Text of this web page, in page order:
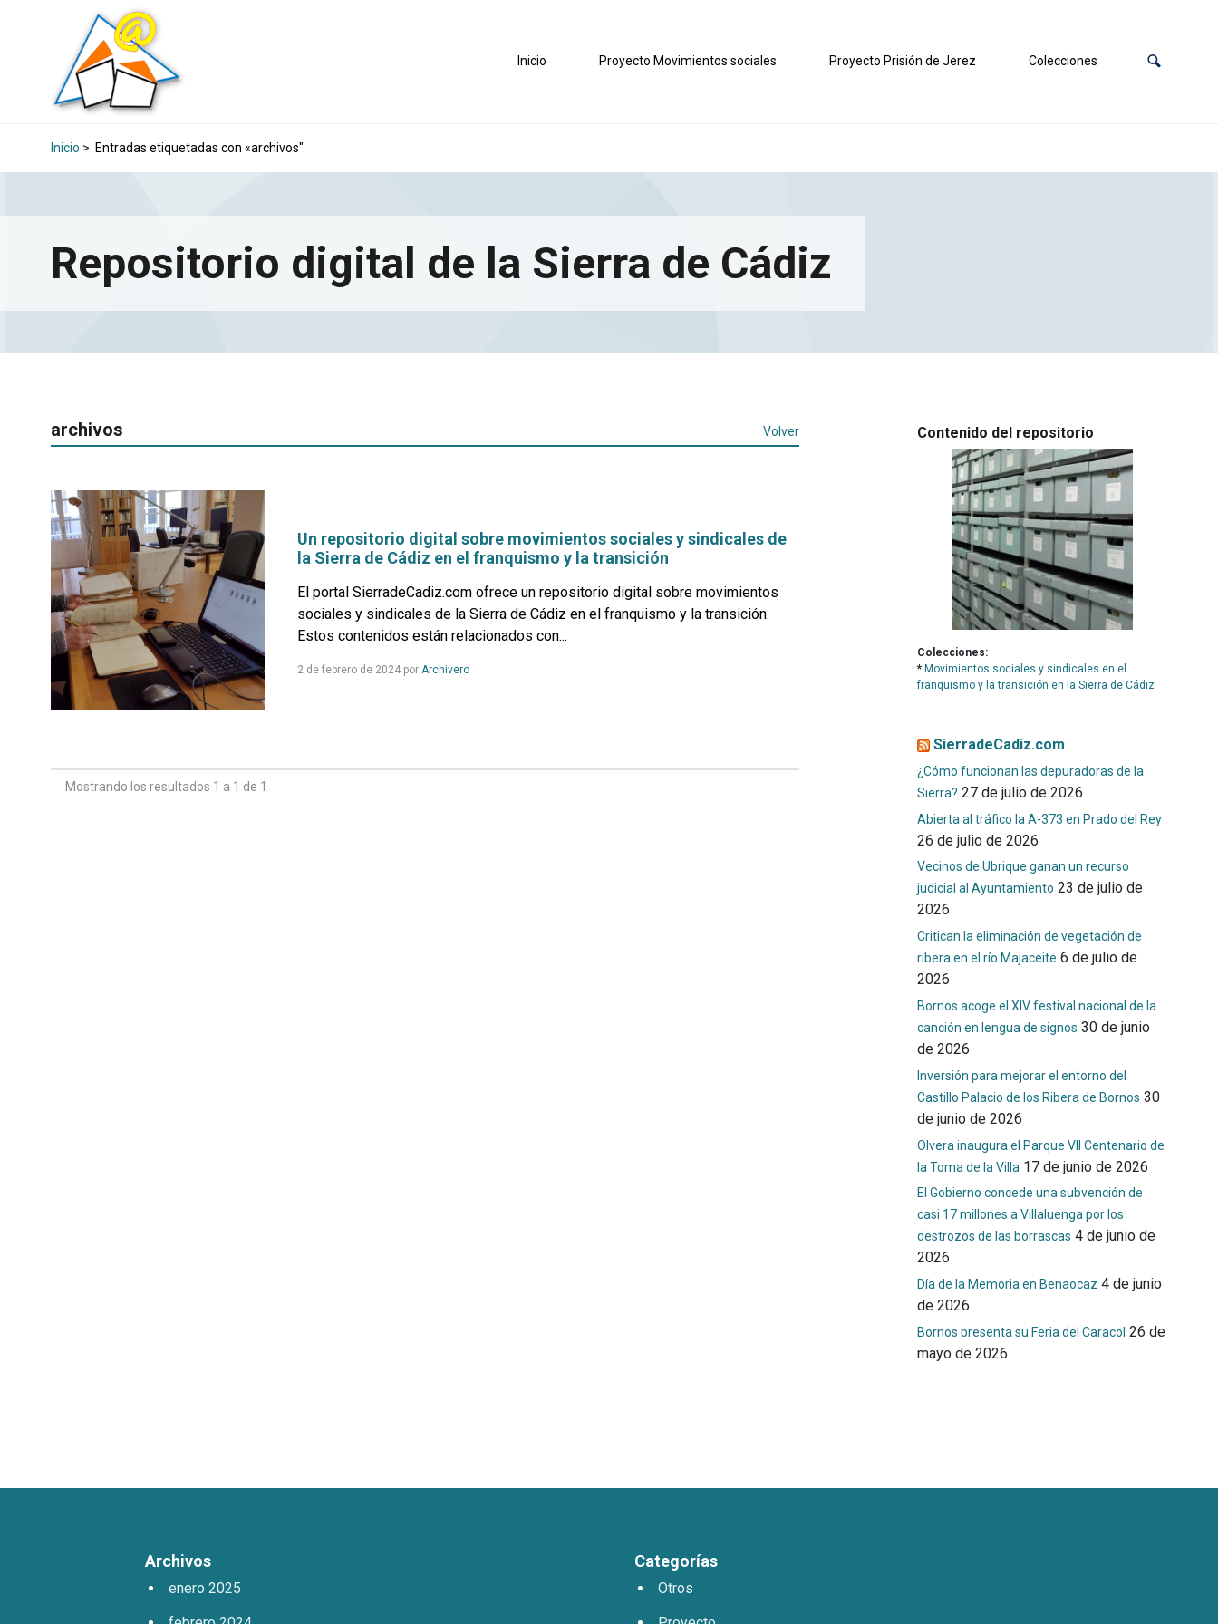
Inicio Proyecto Movimientos sociales Proyecto Prisión de Jerez Colecciones
Inicio > Entradas etiquetadas con «archivos"
Repositorio digital de la Sierra de Cádiz
archivos Volver
Un repositorio digital sobre movimientos sociales y sindicales de
la Sierra de Cádiz en el franquismo y la transición
El portal SierradeCadiz.com ofrece un repositorio digital sobre movimientos
sociales y sindicales de la Sierra de Cádiz en el franquismo y la transición.
Estos contenidos están relacionados con...
2 de febrero de 2024por ArchiveroLeer
Mostrando los resultados 1 a 1 de 1
Contenido del repositorio
Colecciones:
* Movimientos sociales y sindicales en el
franquismo y la transición en la Sierra de Cádiz
SierradeCadiz.com
¿Cómo funcionan las depuradoras de la
Sierra? 27 de julio de 2026
Abierta al tráfico la A-373 en Prado del Rey
26 de julio de 2026
Vecinos de Ubrique ganan un recurso
judicial al Ayuntamiento 23 de julio de
2026
Critican la eliminación de vegetación de
ribera en el río Majaceite 6 de julio de
2026
Bornos acoge el XIV festival nacional de la
canción en lengua de signos 30 de junio
de 2026
Inversión para mejorar el entorno del
Castillo Palacio de los Ribera de Bornos 30
de junio de 2026
Olvera inaugura el Parque VII Centenario de
la Toma de la Villa 17 de junio de 2026
El Gobierno concede una subvención de
casi 17 millones a Villaluenga por los
destrozos de las borrascas 4 de junio de
2026
Día de la Memoria en Benaocaz 4 de junio
de 2026
Bornos presenta su Feria del Caracol 26 de
mayo de 2026
Archivos
enero 2025
Categorías
Otros